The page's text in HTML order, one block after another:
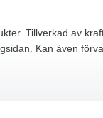
Tillverkad av
Kan även